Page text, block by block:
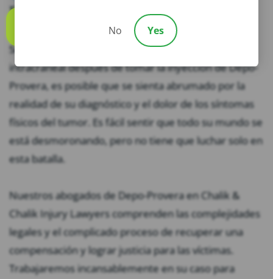
Provera
Si ha desarrollado un tumor de meningioma
intracraneal después de tomar la inyección de Depo-
Provera, es posible que se sienta abrumado por la
realidad de su diagnóstico y el dolor de los síntomas
físicos del tumor. Es fácil sentir que todo su mundo se
está desmoronando, pero no tiene que luchar solo en
esta batalla.
Nuestros abogados de Depo-Provera en Chalik &
Chalik Injury Lawyers comprenden las complejidades
legales y el complicado proceso de recuperar una
compensación y lograr justicia para las víctimas.
Trabajaremos incansablemente en su caso para
No Yes